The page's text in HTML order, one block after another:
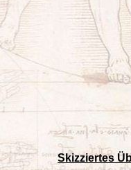
Skizziertes